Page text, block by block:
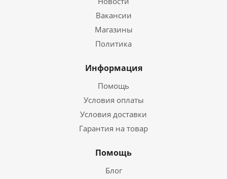
Вакансии
Магазины
Политика
Информация
Помощь
Условия оплаты
Условия доставки
Гарантия на товар
Помощь
Блог